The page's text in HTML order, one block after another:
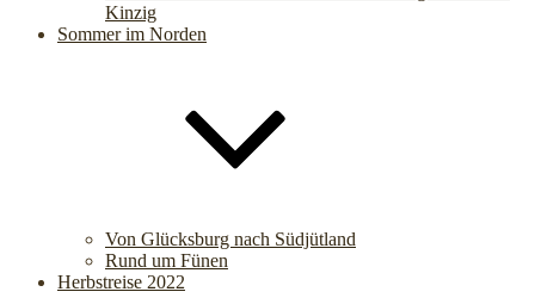
Kinzig
Sommer im Norden
Von Glücksburg nach Südjütland
Rund um Fünen
Herbstreise 2022